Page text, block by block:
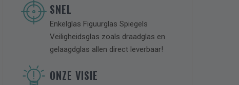
Max. aantal bestanden: 10.
SNEL
Enkelglas Figuurglas Spiegels
Veiligheidsglas zoals draadglas en
gelaagdglas allen direct leverbaar!
ONZE VISIE